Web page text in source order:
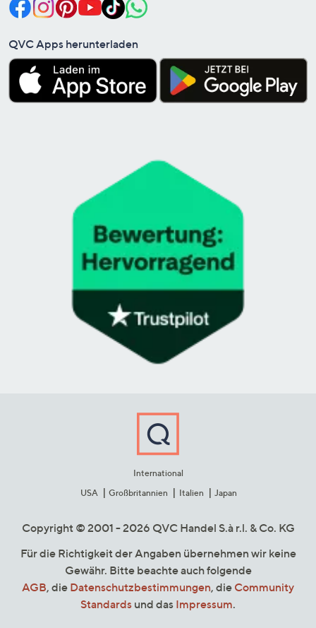
QVC Apps herunterladen
International
USA
Großbritannien Italien Japan
Copyright © 2001 - 2026 QVC Handel S.à r.l. & Co. KG
Für die Richtigkeit der Angaben übernehmen wir keine
Gewähr. Bitte beachte auch folgende
AGB, die Datenschutzbestimmungen, die Community
Standards und das Impressum.